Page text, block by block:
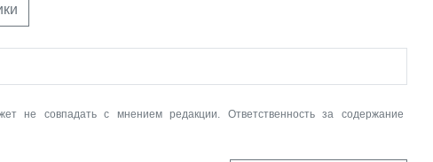
не совпадать с мнением редакции. Ответственность за содержание